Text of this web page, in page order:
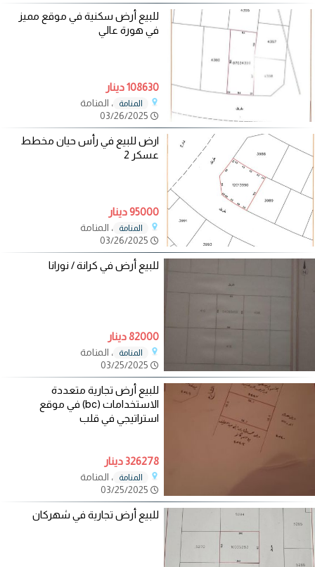
للبيع أرض سكنية في موقع مميز
في هورة عالي
108630 دينار
المنامة
، المنامة
ارض للبيع في رأس حيان مخطط
عسكر 2
95000 دينار
المنامة
، المنامة
للبيع أرض في كرانة / نورانا
82000 دينار
المنامة
، المنامة
للبيع أرض تجارية متعددة
الاستخدامات (bc) في موقع
استراتيجي في قلب
326278 دينار
المنامة
، المنامة
للبيع أرض تجارية في شهركان